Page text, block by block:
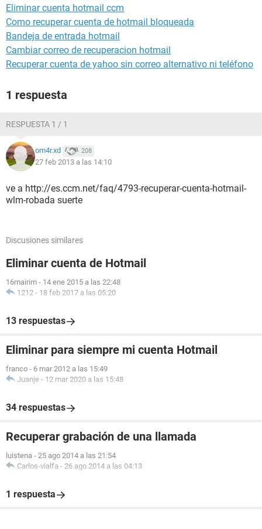
Eliminar cuenta hotmail ccm
Como recuperar cuenta de hotmail bloqueada
Bandeja de entrada hotmail
Cambiar correo de recuperacion hotmail
Recuperar cuenta de yahoo sin correo alternativo ni teléfono
1 respuesta
RESPUESTA 1 / 1
om4r.xd 208
27 feb 2013 a las 14:10
ve a http://es.ccm.net/faq/4793-recuperar-cuenta-hotmail-
wlm-robada suerte
Discusiones similares
Eliminar cuenta de Hotmail
16mairim - 14 ene 2015 a las 22:48
1212 - 18 feb 2017 a las 05:20
13 respuestas
Eliminar para siempre mi cuenta Hotmail
franco - 6 mar 2012 a las 15:49
Juanje - 12 mar 2020 a las 15:48
34 respuestas
Recuperar grabación de una llamada
luistena - 25 ago 2014 a las 21:54
Carlos-vialfa - 26 ago 2014 a las 04:13
1 respuesta